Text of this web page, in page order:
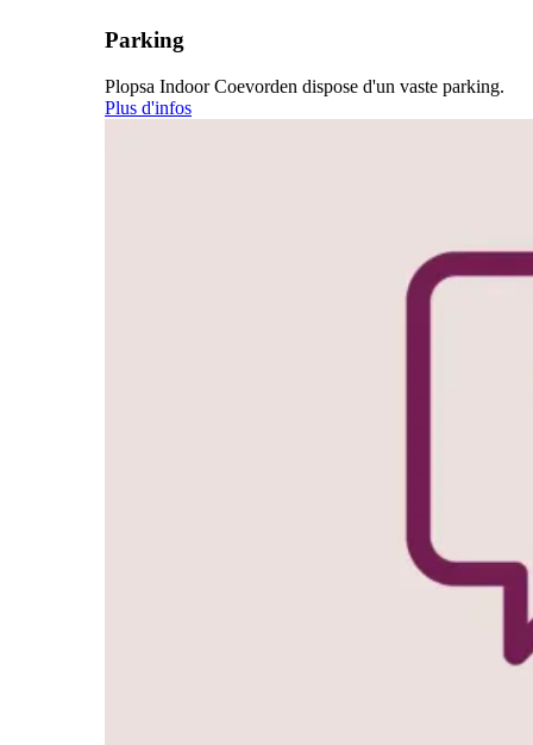
Parking
Plopsa Indoor Coevorden dispose d'un vaste parking.
Plus d'infos